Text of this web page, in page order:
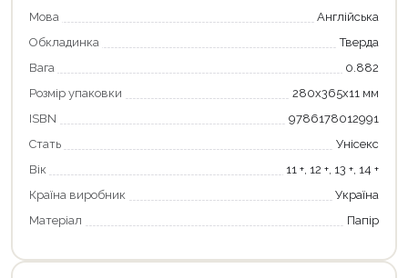
Мова
Англійська
Обкладинка
Тверда
Вага
0.882
Розмір упаковки
280х365х11 мм
ISBN
9786178012991
Стать
Унісекс
Вік
11 +, 12 +, 13 +, 14 +
Країна виробник
Україна
Матеріал
Папір